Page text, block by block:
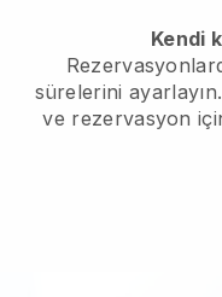
Kendi
sürelerini
ve rezervasyon